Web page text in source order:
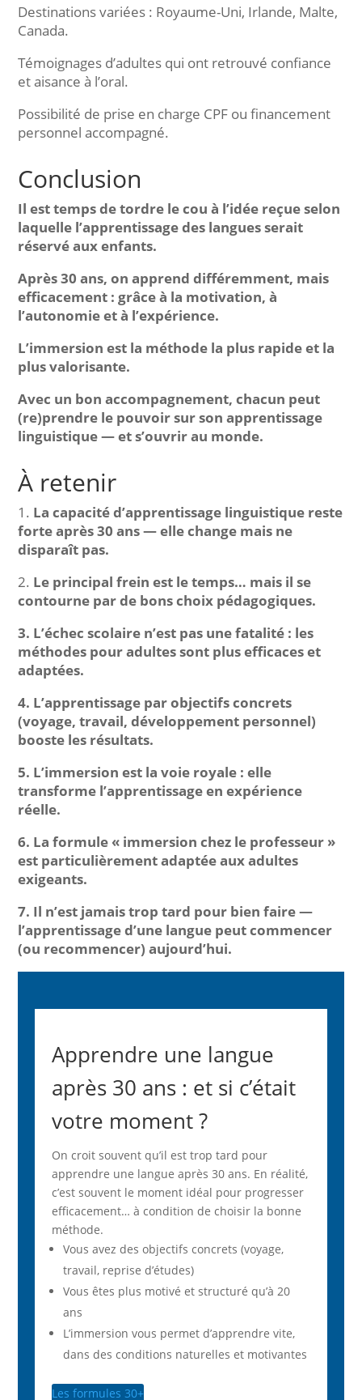
Destinations variées : Royaume-Uni, Irlande, Malte,
Canada.
Témoignages d’adultes qui ont retrouvé confiance
et aisance à l’oral.
Possibilité de prise en charge CPF ou financement
personnel accompagné.
Conclusion
Il est temps de tordre le cou à l’idée reçue selon
laquelle l’apprentissage des langues serait
réservé aux enfants.
Après 30 ans, on apprend différemment, mais
efficacement : grâce à la motivation, à
l’autonomie et à l’expérience.
L’immersion est la méthode la plus rapide et la
plus valorisante.
Avec un bon accompagnement, chacun peut
(re)prendre le pouvoir sur son apprentissage
linguistique — et s’ouvrir au monde.
À retenir
1. La capacité d’apprentissage linguistique reste
forte après 30 ans — elle change mais ne
disparaît pas.
2. Le principal frein est le temps… mais il se
contourne par de bons choix pédagogiques.
3. L’échec scolaire n’est pas une fatalité : les
méthodes pour adultes sont plus efficaces et
adaptées.
4. L’apprentissage par objectifs concrets
(voyage, travail, développement personnel)
booste les résultats.
5. L’immersion est la voie royale : elle
transforme l’apprentissage en expérience
réelle.
6. La formule « immersion chez le professeur »
est particulièrement adaptée aux adultes
exigeants.
7. Il n’est jamais trop tard pour bien faire —
l’apprentissage d’une langue peut commencer
(ou recommencer) aujourd’hui.
Apprendre une langue
après 30 ans : et si c’était
votre moment ?
On croit souvent qu’il est trop tard pour
apprendre une langue après 30 ans. En réalité,
c’est souvent le moment idéal pour progresser
efficacement… à condition de choisir la bonne
méthode.
Vous avez des objectifs concrets (voyage,
travail, reprise d’études)
Vous êtes plus motivé et structuré qu’à 20
ans
L’immersion vous permet d’apprendre vite,
dans des conditions naturelles et motivantes
Les formules 30+